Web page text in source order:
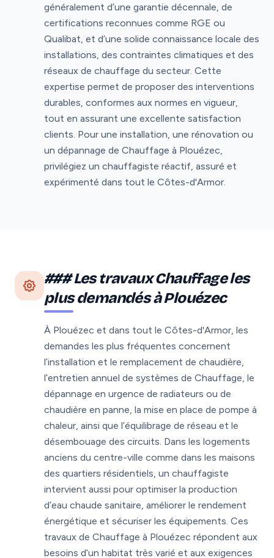
généralement d’une garantie décennale, de
certifications reconnues comme RGE ou
Qualibat, et d’une solide connaissance locale des
installations, des contraintes climatiques et des
réseaux de chauffage du secteur. Cette
expertise permet de proposer des interventions
durables, conformes aux normes en vigueur,
tout en assurant une excellente satisfaction
clients. Pour une installation, une rénovation ou
un dépannage de Chauffage à Plouézec,
privilégiez un chauffagiste réactif, assuré et
expérimenté dans tout le Côtes-d'Armor.
### Les travaux Chauffage les
plus demandés à Plouézec
À Plouézec et dans tout le Côtes-d'Armor, les
demandes les plus fréquentes concernent
l’installation et le remplacement de chaudière,
l’entretien annuel de systèmes de Chauffage, le
dépannage en urgence de radiateurs ou de
chaudière en panne, la mise en place de pompe à
chaleur, ainsi que l’équilibrage de réseau et le
désembouage des circuits. Dans les logements
anciens du centre-ville comme dans les maisons
des quartiers résidentiels, un chauffagiste
intervient aussi pour optimiser la production
d’eau chaude sanitaire, améliorer le rendement
énergétique et sécuriser les équipements. Ces
travaux de Chauffage à Plouézec répondent aux
besoins d’un habitat très varié et aux exigences